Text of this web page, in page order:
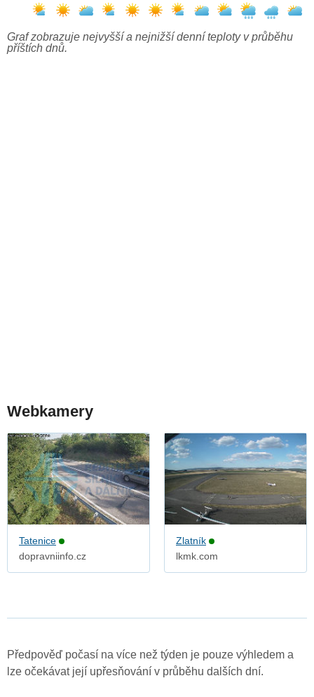
Graf zobrazuje nejvyšší a nejnižší denní teploty v průběhu
příštích dnů.
Webkamery
Tatenice
dopravniinfo.cz
Zlatník
lkmk.com
Předpověď počasí na více než týden je pouze výhledem a
lze očekávat její upřesňování v průběhu dalších dní.